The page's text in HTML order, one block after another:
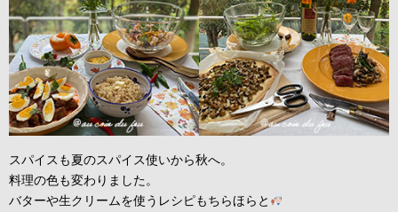
スパイスも夏のスパイス使いから秋へ。
料理の色も変わりました。
バターや生クリームを使うレシピもちらほらと